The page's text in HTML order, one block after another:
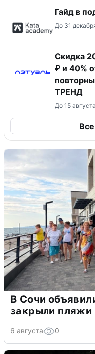
Гайд в
До 31
Скидка
₽ и 40%
ТРЕНД
До 15
В Сочи
закрыли пляжи
6 августа 0